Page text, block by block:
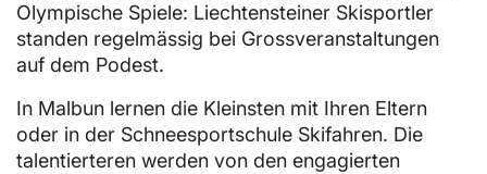
Olympische Spiele: Liechtensteiner Skisportler
standen regelmässig bei Grossveranstaltungen
auf dem Podest.
In Malbun lernen die Kleinsten mit Ihren Eltern
oder in der Schneesportschule Skifahren. Die
talentierteren werden von den engagierten